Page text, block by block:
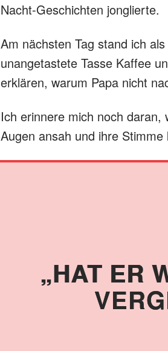
Nacht-Geschichten jonglierte.
Am nächsten Tag stand ich
unangetastete Tasse Kaffee
erklären, warum Papa nicht
Ich erinnere mich noch
Augen ansah und ihre Stimme
„HAT ER